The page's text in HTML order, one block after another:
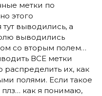
метки по
этого
выводились, а
выводились
со вторым полем…
ВСЕ метки
распределить их, как
полями. Если такое
как я понимаю,